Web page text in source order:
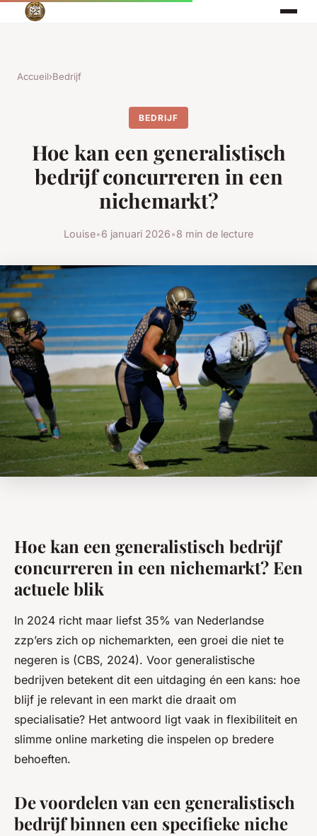
Accueil›Bedrijf
BEDRIJF
Hoe kan een generalistisch
bedrijf concurreren in een
nichemarkt?
Louise•6 januari 2026•8 min de lecture
Hoe kan een generalistisch bedrijf
concurreren in een nichemarkt? Een
actuele blik
In 2024 richt maar liefst 35% van Nederlandse
zzp’ers zich op nichemarkten, een groei die niet te
negeren is (CBS, 2024). Voor generalistische
bedrijven betekent dit een uitdaging én een kans: hoe
blijf je relevant in een markt die draait om
specialisatie? Het antwoord ligt vaak in flexibiliteit en
slimme online marketing die inspelen op bredere
behoeften.
De voordelen van een generalistisch
bedrijf binnen een specifieke niche